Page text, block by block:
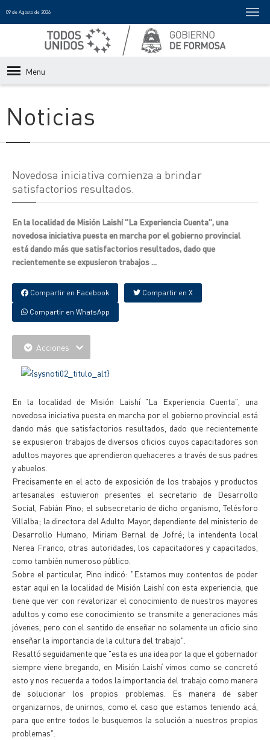
09 de Agosto de 2026
Menu
Noticias
Novedosa iniciativa comienza a brindar
satisfactorios resultados.
En la localidad de Misión Laishí "La Experiencia Cuenta", una
novedosa iniciativa puesta en marcha por el gobierno provincial
está dando más que satisfactorios resultados, dado que
recientemente se expusieron trabajos ...
Compartir en Facebook Compartir en X
Compartir en WhatsApp
Acciones
En la localidad de Misión Laishí "La Experiencia Cuenta", una
novedosa iniciativa puesta en marcha por el gobierno provincial está
dando más que satisfactorios resultados, dado que recientemente
se expusieron trabajos de diversos oficios cuyos capacitadores son
adultos mayores que aprendieron quehaceres a través de sus padres
y abuelos.
Precisamente en el acto de exposición de los trabajos y productos
artesanales estuvieron presentes el secretario de Desarrollo
Social, Fabián Pino; el subsecretario de dicho organismo, Telésforo
Villalba; la directora del Adulto Mayor, dependiente del ministerio de
Desarrollo Humano, Miriam Bernal de Jofré; la intendenta local
Nerea Franco, otras autoridades, los capacitadores y capacitados,
como también numeroso público.
Sobre el particular, Pino indicó: "Estamos muy contentos de poder
estar aquí en la localidad de Misión Laishí con esta experiencia, que
tiene que ver con revalorizar el conocimiento de nuestros mayores
adultos y como ese conocimiento se transmite a generaciones más
jóvenes, pero con el sentido de enseñar no solamente un oficio sino
enseñar la importancia de la cultura del trabajo".
Resaltó seguidamente que "esta es una idea por la que el gobernador
siempre viene bregando, en Misión Laishí vimos como se concretó
esto y nos recuerda a todos la importancia del trabajo como manera
de solucionar los propios problemas. Es manera de saber
organizarnos, de unirnos, como el caso que estamos teniendo acá,
para que entre todos le busquemos la solución a nuestros propios
problemas".